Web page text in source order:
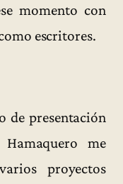
momento con
escritores.
de presentación
me
proyectos